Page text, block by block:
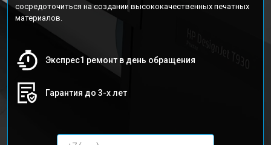
сосредоточиться на создании высококачественных печатных
материалов.
Экспрес1 ремонт в день обращения
Гарантия до 3-х лет